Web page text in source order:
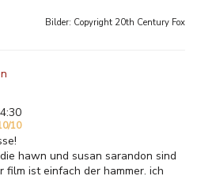
Bilder: Copyright 20th Century Fox
10
hawn und susan sarandon sind
film ist einfach der hammer. ich